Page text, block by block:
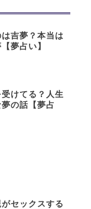
吉夢？本当は
夢占い】
けてる？人生
の話【夢占
がセックスする